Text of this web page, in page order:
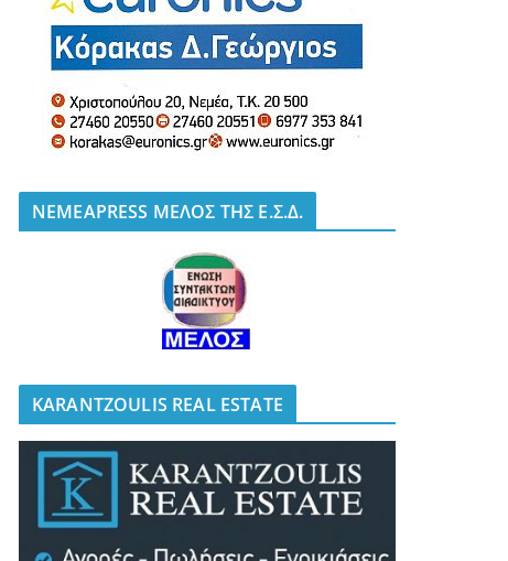
NEMEAPRESS ΜΕΛΟΣ ΤΗΣ Ε.Σ.Δ.
KARANTZOULIS REAL ESTATE